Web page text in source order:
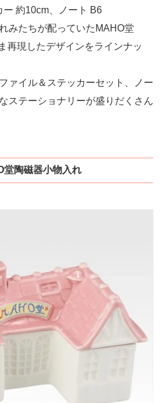
約10cm、ノート B6
みたちが配っていたMAHO堂
再現したデザインをラインナッ
ァイル＆ステッカーセット、ノー
ステーショナリーが盛りだくさん
堂陶磁器小物入れ